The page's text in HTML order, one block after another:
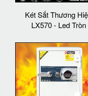
Két Sắt Thương
LX570 - Led Tròn